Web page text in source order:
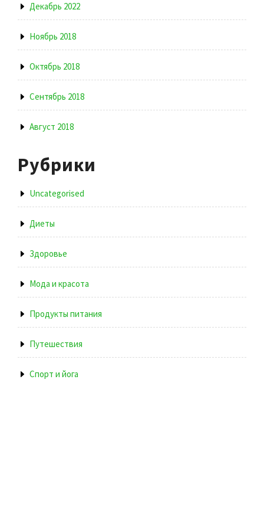
Декабрь 2022
Ноябрь 2018
Октябрь 2018
Сентябрь 2018
Август 2018
Рубрики
Uncategorised
Диеты
Здоровье
Мода и красота
Продукты питания
Путешествия
Спорт и йога